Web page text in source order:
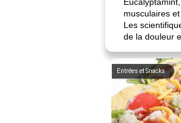
musculaires
Les
de la douleur
Entrées et Snacks